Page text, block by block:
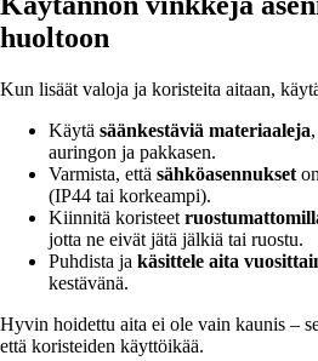
huoltoon
Kun lisäät valoja ja koristeita aitaan,
Käytä säänkestäviä materiaaleja
auringon ja pakkasen.
Varmista, että sähköasennukset
(IP44 tai korkeampi).
Kiinnitä koristeet
jotta ne eivät jätä jälkiä tai ruostu.
Puhdista ja käsittele aita
kestävänä.
Hyvin hoidettu aita ei ole vain kaunis –
että koristeiden käyttöikää.